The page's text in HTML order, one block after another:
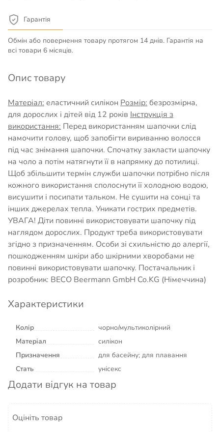
Гарантія
Обмін або повернення товару протягом 14 днів. Гарантія на
всі товари 6 місяців.
Опис товару
Матеріал: еластичний силікон Розмір: безрозмірна,
для дорослих і дітей від 12 років Інструкція з
використання: Перед використанням шапочки слід
намочити голову, щоб запобігти вириванню волосся
під час знімання шапочки. Спочатку закласти шапочку
на чоло а потім натягнути її в напрямку до потилиці.
Щоб збільшити термін служби шапочки потрібно після
кожного використання сполоснути її холодною водою,
висушити і посипати тальком. Не сушити на сонці та
інших джерелах тепла. Уникати гострих предметів.
УВАГА! Діти повинні використовувати шапочку під
наглядом дорослих. Продукт треба використовувати
згідно з призначенням. Особи зі схильністю до алергії,
пошкодженням шкіри або шкірними хворобами не
повинні використовувати шапочку. Постачальник і
розробник: BECO Beermann GmbH Co.KG (Німеччина)
Характеристики
Колір
чорно/мультиколірний
Матеріал
силікон
Призначення
для басейну; для плавання
Стать
унісекс
Додати відгук на товар
Оцініть товар